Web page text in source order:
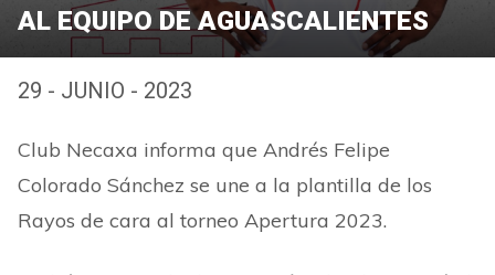
AL EQUIPO DE AGUASCALIENTES
29 - JUNIO - 2023
Club Necaxa informa que Andrés Felipe
Colorado Sánchez se une a la plantilla de los
Rayos de cara al torneo Apertura 2023.